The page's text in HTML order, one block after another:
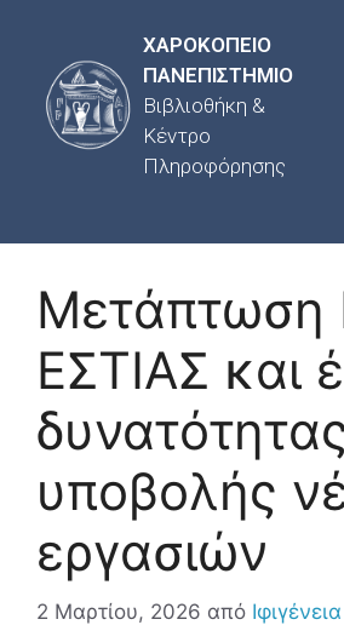
ΧΑΡΟΚΟΠΕΙΟ
ΠΑΝΕΠΙΣΤΗΜΙΟ
Βιβλιοθήκη &
Κέντρο
Πληροφόρησης
Μετάπτωση
ΕΣΤΙΑΣ και
υποβολής
εργασιών
2 Μαρτίου, 2026 από